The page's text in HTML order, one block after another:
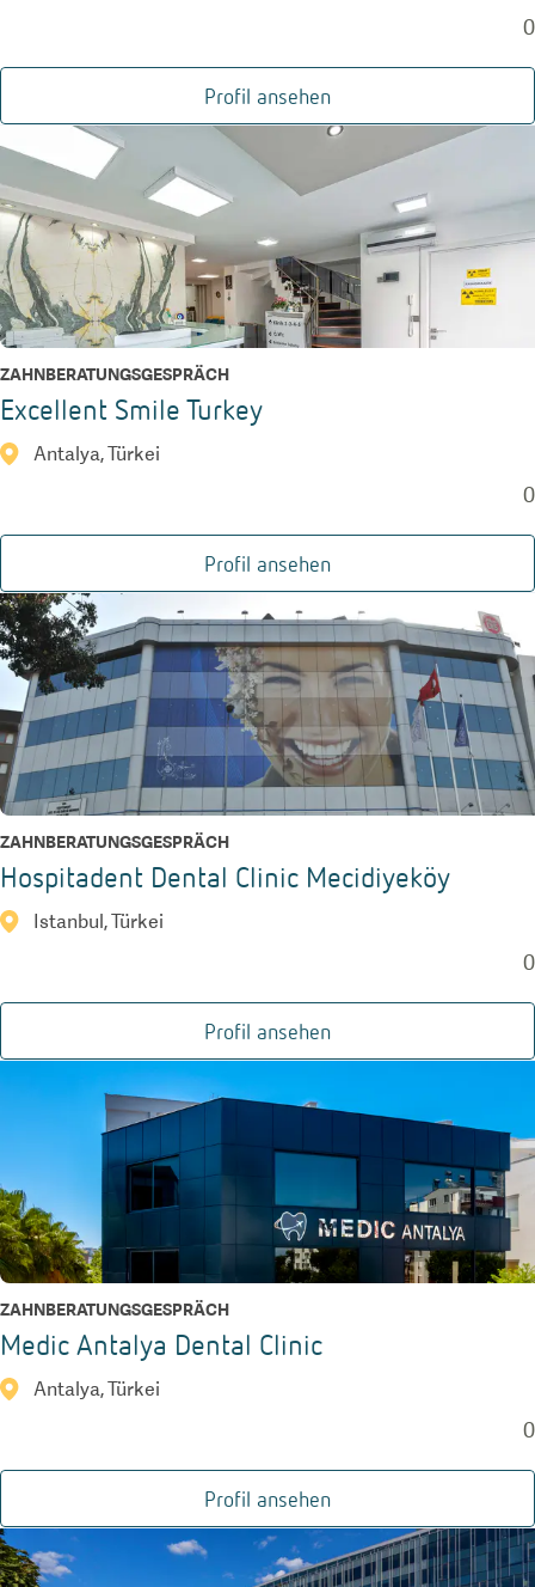
0
Profil ansehen
ZAHNBERATUNGSGESPRÄCH
Excellent Smile Turkey
Antalya, Türkei
0
Profil ansehen
ZAHNBERATUNGSGESPRÄCH
Hospitadent Dental Clinic Mecidiyeköy
Istanbul, Türkei
0
Profil ansehen
ZAHNBERATUNGSGESPRÄCH
Medic Antalya Dental Clinic
Antalya, Türkei
0
Profil ansehen